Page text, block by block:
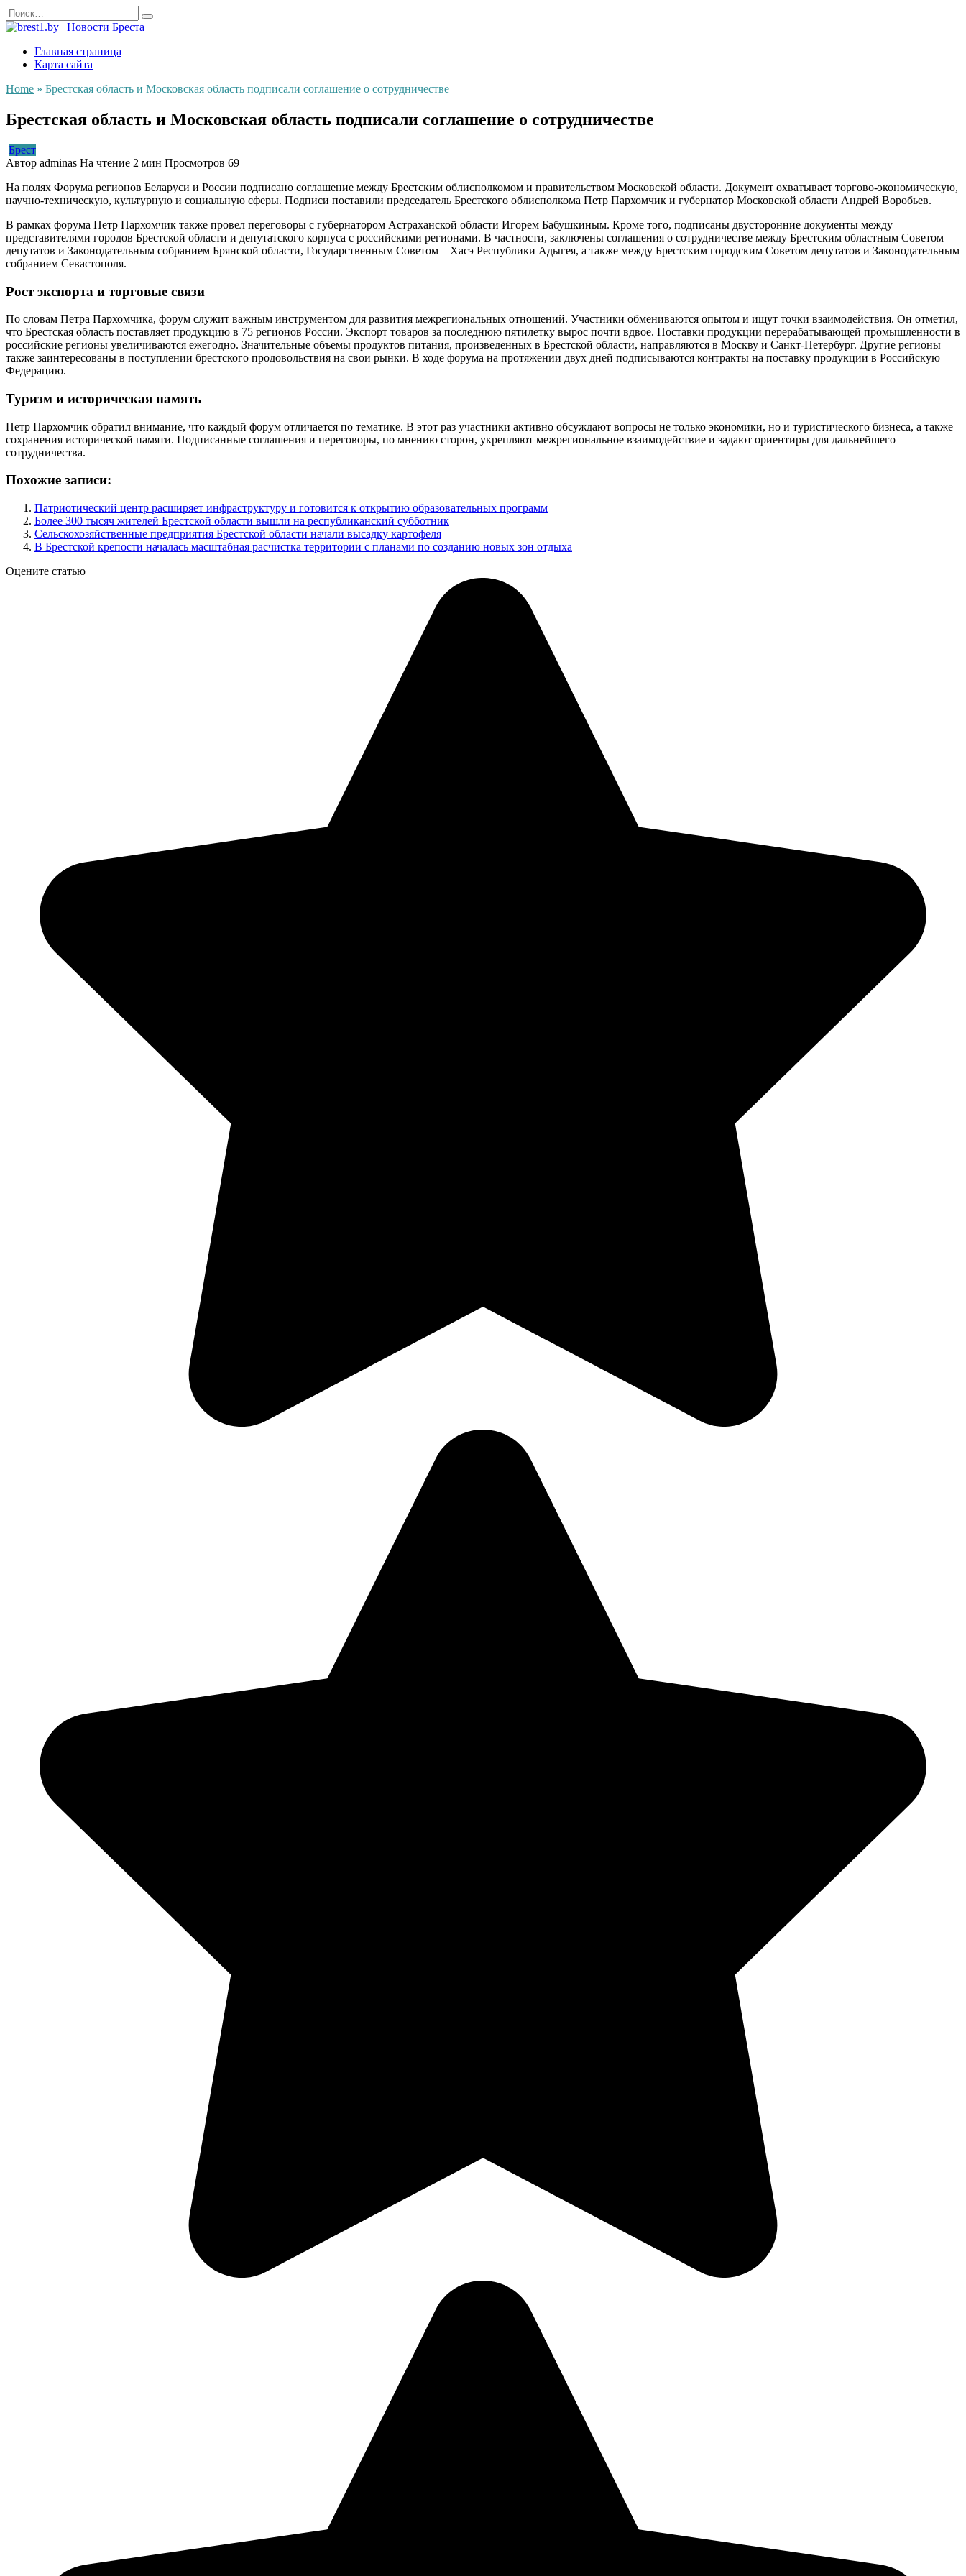
Перейти
к
содержанию
Search
for:
Главная страница
Карта сайта
Home » Брестская область и Московская область подписали соглашение о сотрудничестве
Брестская область и Московская область подписали соглашение о сотрудничестве
Брест
Автор adminas На чтение 2 мин Просмотров 69
На полях Форума регионов Беларуси и России подписано соглашение между Брестским облисполкомом и правительством Московской области. Документ охватывает торгово-экономическую,
научно-техническую, культурную и социальную сферы. Подписи поставили председатель Брестского облисполкома Петр Пархомчик и губернатор Московской области Андрей Воробьев.
В рамках форума Петр Пархомчик также провел переговоры с губернатором Астраханской области Игорем Бабушкиным. Кроме того, подписаны двусторонние документы между
представителями городов Брестской области и депутатского корпуса с российскими регионами. В частности, заключены соглашения о сотрудничестве между Брестским областным Советом
депутатов и Законодательным собранием Брянской области, Государственным Советом – Хасэ Республики Адыгея, а также между Брестским городским Советом депутатов и Законодательным
собранием Севастополя.
Рост экспорта и торговые связи
По словам Петра Пархомчика, форум служит важным инструментом для развития межрегиональных отношений. Участники обмениваются опытом и ищут точки взаимодействия. Он отметил,
что Брестская область поставляет продукцию в 75 регионов России. Экспорт товаров за последнюю пятилетку вырос почти вдвое. Поставки продукции перерабатывающей промышленности в
российские регионы увеличиваются ежегодно. Значительные объемы продуктов питания, произведенных в Брестской области, направляются в Москву и Санкт-Петербург. Другие регионы
также заинтересованы в поступлении брестского продовольствия на свои рынки. В ходе форума на протяжении двух дней подписываются контракты на поставку продукции в Российскую
Федерацию.
Туризм и историческая память
Петр Пархомчик обратил внимание, что каждый форум отличается по тематике. В этот раз участники активно обсуждают вопросы не только экономики, но и туристического бизнеса, а также
сохранения исторической памяти. Подписанные соглашения и переговоры, по мнению сторон, укрепляют межрегиональное взаимодействие и задают ориентиры для дальнейшего
сотрудничества.
Похожие записи:
Патриотический центр расширяет инфраструктуру и готовится к открытию образовательных программ
Более 300 тысяч жителей Брестской области вышли на республиканский субботник
Сельскохозяйственные предприятия Брестской области начали высадку картофеля
В Брестской крепости началась масштабная расчистка территории с планами по созданию новых зон отдыха
Оцените статью